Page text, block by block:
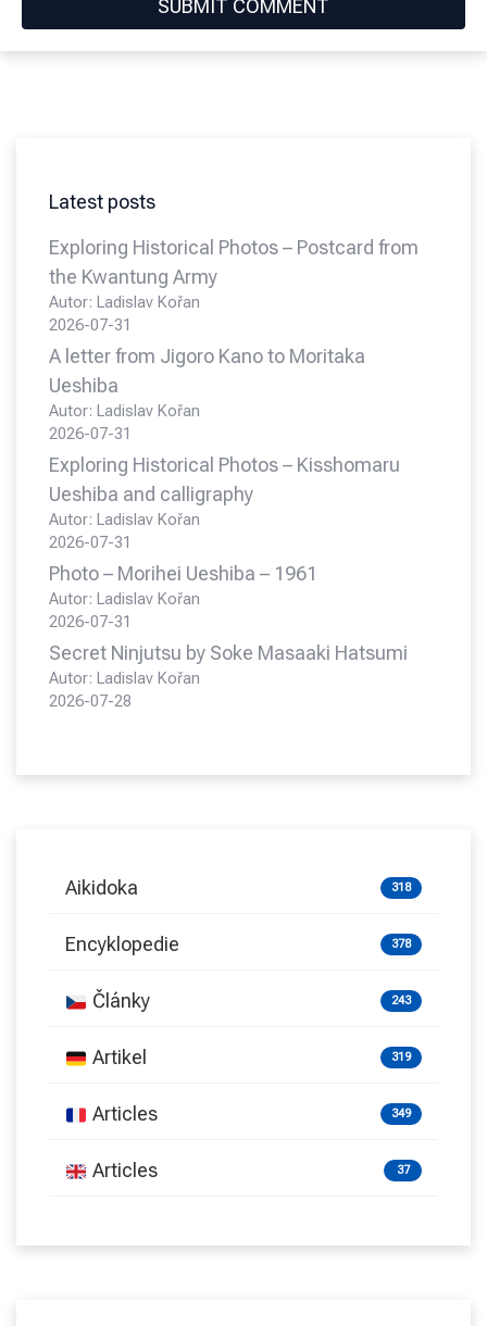
Latest posts
Exploring Historical Photos – Postcard from
the Kwantung Army
Autor: Ladislav Kořan
2026-07-31
A letter from Jigoro Kano to Moritaka
Ueshiba
Autor: Ladislav Kořan
2026-07-31
Exploring Historical Photos – Kisshomaru
Ueshiba and calligraphy
Autor: Ladislav Kořan
2026-07-31
Photo – Morihei Ueshiba – 1961
Autor: Ladislav Kořan
2026-07-31
Secret Ninjutsu by Soke Masaaki Hatsumi
Autor: Ladislav Kořan
2026-07-28
Aikidoka 318
Encyklopedie 378
Články 243
Artikel 319
Articles 349
Articles 37